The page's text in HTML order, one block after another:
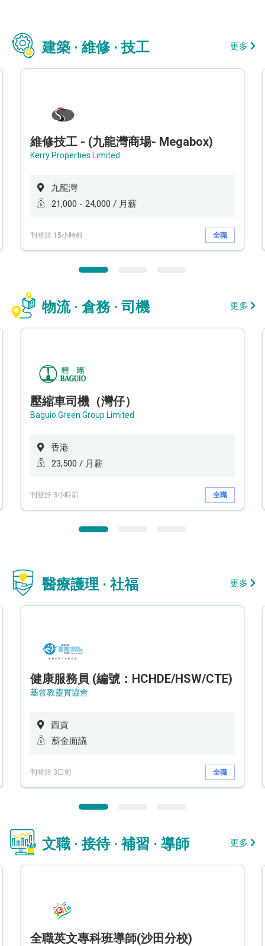
建築 · 維修 · 技工 更多
維修技工 - (九龍灣商場- Megabox)
Kerry Properties Limited
九龍灣
21,000 - 24,000 / 月薪
刊登於 15小時前 全職
物流 · 倉務 · 司機 更多
壓縮車司機（灣仔）
Baguio Green Group Limited
香港
23,500 / 月薪
刊登於 3小時前 全職
醫療護理 · 社福 更多
健康服務員 (編號：HCHDE/HSW/CTE)
基督教靈實協會
西貢
薪金面議
刊登於 3日前 全職
文職 · 接待 · 補習 · 導師 更多
全職英文專科班導師(沙田分校)